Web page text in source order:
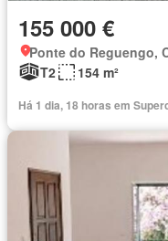
155 000 €
Ponte do Reguengo,
T2
154 m²
Há 1 dia, 18 horas em